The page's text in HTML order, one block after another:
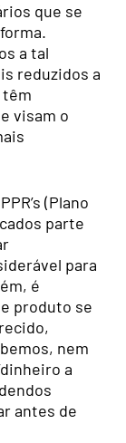
que se
a tal
reduzidos a
visam o
(Plano
parte
para
é
produto se
nem
a
antes de